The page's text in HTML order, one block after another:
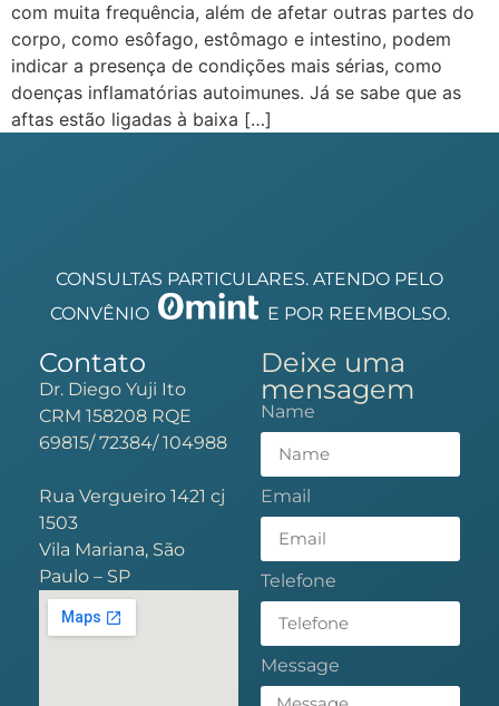
com muita frequência, além de afetar outras partes do
corpo, como esôfago, estômago e intestino, podem
indicar a presença de condições mais sérias, como
doenças inflamatórias autoimunes. Já se sabe que as
aftas estão ligadas à baixa […]
CONSULTAS PARTICULARES. ATENDO PELO
CONVÊNIO
E POR REEMBOLSO.
Contato
Dr. Diego Yuji Ito
CRM 158208 RQE
69815/ 72384/ 104988
Rua Vergueiro 1421 cj
1503
Vila Mariana, São
Paulo – SP
Deixe uma
mensagem
Name
Email
Telefone
Message